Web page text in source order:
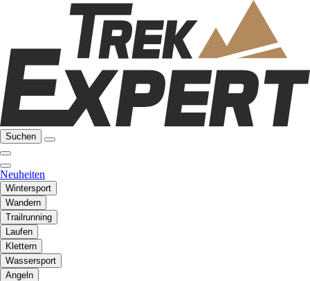
Suchen
Neuheiten
Wintersport
Wandern
Trailrunning
Laufen
Klettern
Wassersport
Angeln